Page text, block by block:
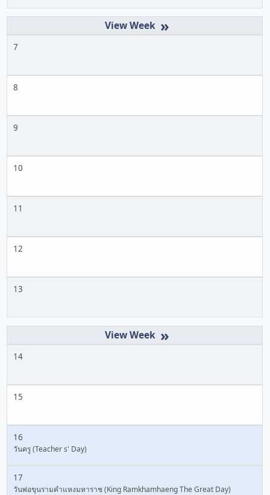
»
7
8
9
10
11
12
13
»
14
15
16
วันครู (Teacher s' Day)
17
วันพ่อขุนรามคำแหงมหาราช (King Ramkhamhaeng The Great Day)